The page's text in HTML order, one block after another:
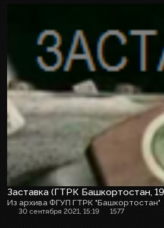
Заставка (ГТРК Башкортостан,
Из архива ФГУП ГТРК "Башкортостан"
30 сентября 2021, 15:19 1577